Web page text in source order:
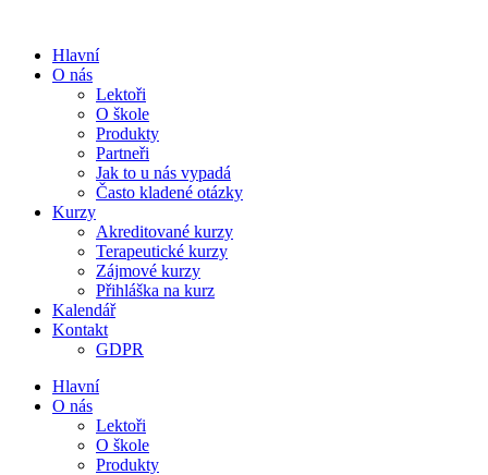
obsahuHlavní
O nás
Lektoři
O škole
Produkty
Partneři
Jak to u nás vypadá
Často kladené otázky
Kurzy
Akreditované kurzy
Terapeutické kurzy
Zájmové kurzy
Přihláška na kurz
Kalendář
Kontakt
GDPR
Hlavní
O nás
Lektoři
O škole
Produkty